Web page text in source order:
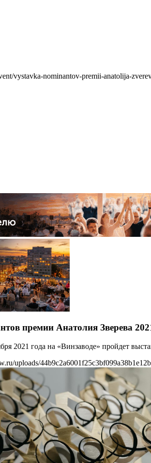
vystavka-nominantov-premii-anatolija-
премии Анатолия Зверева
2021 года на «Винзаводе» пройдет
uploads/